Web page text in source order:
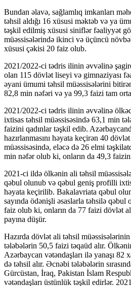
Bundan əlavə, sağlamlıq imkanları
təhsil aldığı 16 xüsusi məktəb və ya
təşkil edilmiş xüsusi siniflər fəaliyyət
müəssisələrində ikinci və üçüncü
xüsusi çəkisi 20 faiz olub.
2021/2022-ci tədris ilinin əvvəlinə
olan 115 dövlət liseyi və gimnaziyası
əyani ümumi təhsil müəssisələrini
82,8 min nəfəri və ya 99,3 faizi tam orta
2021/2022-ci tədris ilinin əvvəlinə
ixtisas təhsil müəssisəsində 63,1 min
faizini qadınlar təşkil edib.
hazırlanmasını həyata keçirən 40
müəssisəsində, eləcə də 26 elmi
min nəfər olub ki, onların da 49,3
2021-ci ildə ölkənin ali təhsil
qəbul olunub və qəbul geniş profilli
həyata keçirilib. Bakalavriata qəbul
sayında ödənişli əsaslarla təhsilə qəbul
faiz olub ki, onların da 77 faizi dövlət
payına düşür.
Hazırda dövlət ali təhsil
tələbələrin 50,5 faizi təqaüd alır.
Azərbaycan vətəndaşları ilə yanaşı 82
də təhsil alır. Əcnəbi tələbələrin
Gürcüstan, İraq, Pakistan İslam
vətəndaşları üstünlük təşkil edirlər.